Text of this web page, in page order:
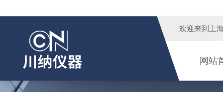
欢迎来到 上
网站